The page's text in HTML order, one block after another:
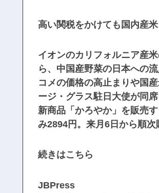
高い関税をかけても国内産
イオンのカリフォルニア産
ら、中国産野菜の日本への
コメの価格の高止まりや国
ージ・グラス駐日大使が同
新商品「かろやか」を販売
み2894円。来月6日から順次
続きはこちら
JBPress